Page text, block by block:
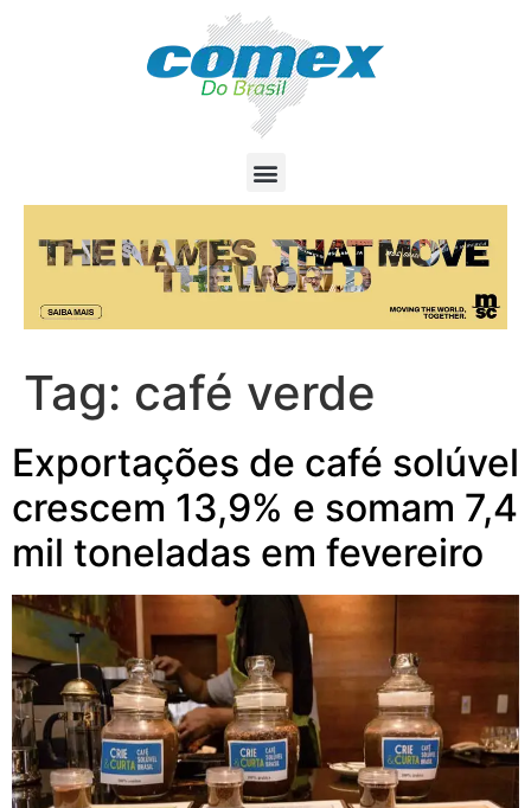
Tag: café verde
Exportações de café solúvel
crescem 13,9% e somam 7,4
mil toneladas em fevereiro